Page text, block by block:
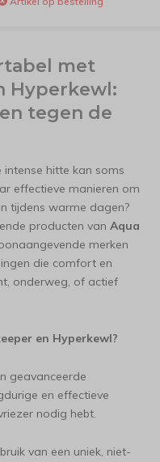
met
Hyperkewl:
tegen de
hitte kan soms
effectieve manieren om
tijdens warme dagen?
producten van Aqua
merken
die comfort en
onderweg, of actief
en Hyperkewl?
geavanceerde
en effectieve
nodig hebt.
van een uniek, niet-